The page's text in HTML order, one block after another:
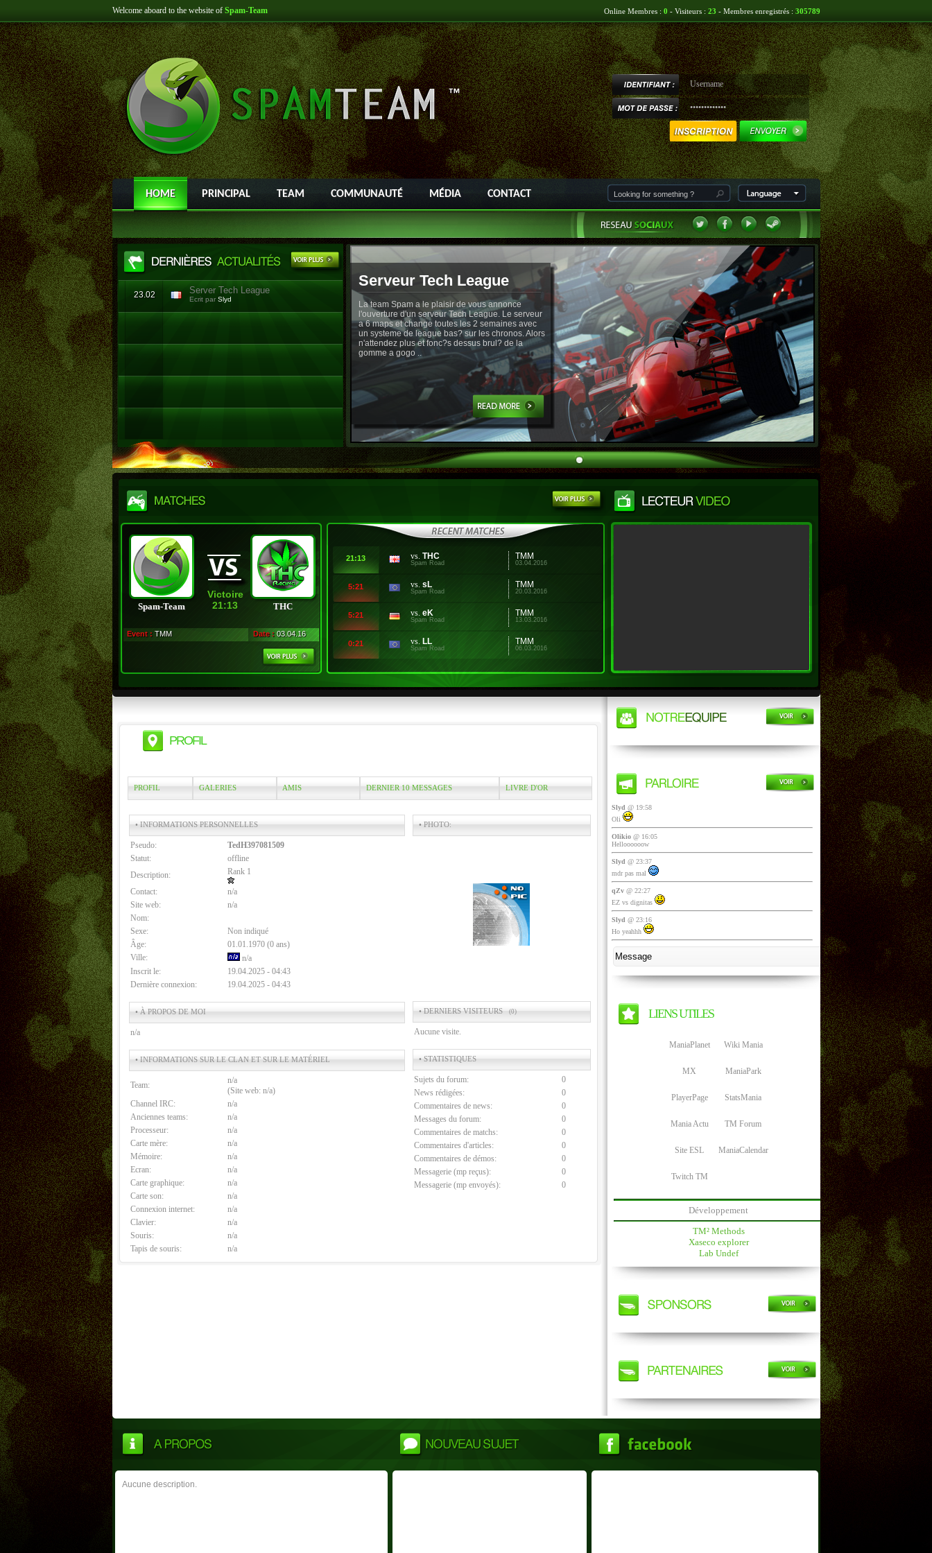
Welcome aboard to the website of Spam-Team Online Membres : 0 - Visiteurs : 23 - Membres enregistrés : 305789
HOME PRINCIPAL TEAM COMMUNAUTÉ MÉDIA CONTACT
23.02 Server Tech League
Ecrit par Slyd
Serveur Tech League
La team Spam a le plaisir de vous annonce
l'ouverture d'un serveur Tech League. Le serveur
a 6 maps et change toutes les 2 semaines avec
un systeme de league bas? sur les chronos. Alors
n'attendez plus et fonc?s dessus brul? de la
gomme a gogo ..
Spam-Team
Victoire
21:13
THC
Event : TMM Date : 03.04.16
21:13 vs. THC
Spam Road
TMM
03.04.2016
5:21 vs. sL
Spam Road
TMM
20.03.2016
5:21 vs. eK
Spam Road
TMM
13.03.2016
0:21 vs. LL
Spam Road
TMM
06.03.2016
PROFIL
PROFIL GALERIES AMIS DERNIER 10 MESSAGES LIVRE D'OR
• INFORMATIONS PERSONNELLES
Pseudo:
TedH397081509
Statut:
offline
Description:
Rank 1
Contact:
n/a
Site web:
n/a
Nom:
Sexe:
Non indiqué
Âge:
01.01.1970 (0 ans)
Ville:
n/a
Inscrit le:
19.04.2025 - 04:43
Dernière connexion:
19.04.2025 - 04:43
• À PROPOS DE MOI
n/a
• INFORMATIONS SUR LE CLAN ET SUR LE MATÉRIEL
Team:
n/a
(Site web: n/a)
Channel IRC:
n/a
Anciennes teams:
n/a
Processeur:
n/a
Carte mère:
n/a
Mémoire:
n/a
Ecran:
n/a
Carte graphique:
n/a
Carte son:
n/a
Connexion internet:
n/a
Clavier:
n/a
Souris:
n/a
Tapis de souris:
n/a
• PHOTO:
• DERNIERS VISITEURS (0)
Aucune visite.
• STATISTIQUES
Sujets du forum:
0
News rédigées:
0
Commentaires de news:
0
Messages du forum:
0
Commentaires de matchs:
0
Commentaires d'articles:
0
Commentaires de démos:
0
Messagerie (mp reçus):
0
Messagerie (mp envoyés):
0
Slyd @ 19:58
Oli
Olikio@ 16:05
Helloooooow
Slyd @ 23:37
mdr pas mal
qZv@ 22:27
EZ vs dignitas
Slyd @ 23:16
Ho yeahhh
LIENS UTILES
ManiaPlanet Wiki Mania
MX ManiaPark
PlayerPage StatsMania
Mania Actu TM Forum
Site ESL ManiaCalendar
Twitch TM
Développement
TM² Methods
Xaseco explorer
Lab Undef
Aucune description.